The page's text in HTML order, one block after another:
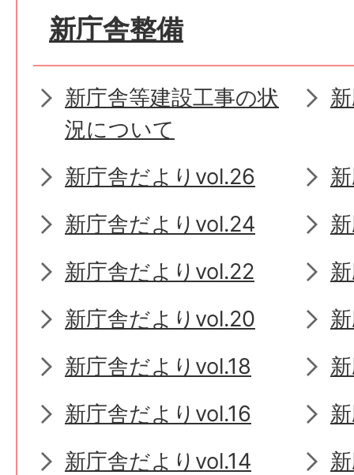
新庁舎整備
新庁舎等建設工事の状
況について
新庁舎だよりvol.26
新庁舎だよりvol.24
新庁舎だよりvol.22
新庁舎だよりvol.20
新庁舎だよりvol.18
新庁舎だよりvol.16
新庁舎だよりvol.14